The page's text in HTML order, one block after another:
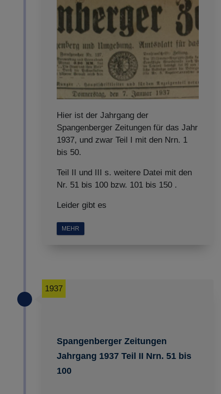
Hier ist der Jahrgang der
Spangenberger Zeitungen für das Jahr
1937, und zwar Teil I mit den Nrn. 1
bis 50.
Teil II und III s. weitere Datei mit den
Nr. 51 bis 100 bzw. 101 bis 150 .
Leider gibt es
MEHR
Spangenberger Zeitungen
Jahrgang 1937 Teil II Nrn. 51 bis
100
1937